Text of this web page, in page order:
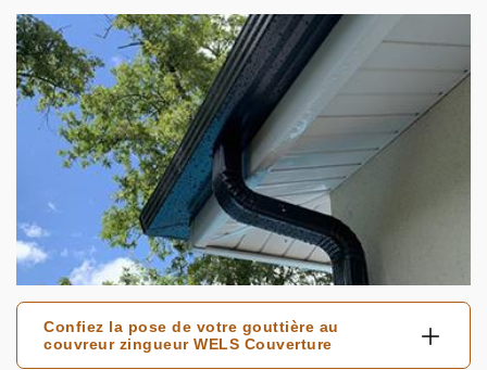
Confiez la pose de votre gouttière au
couvreur zingueur WELS Couverture